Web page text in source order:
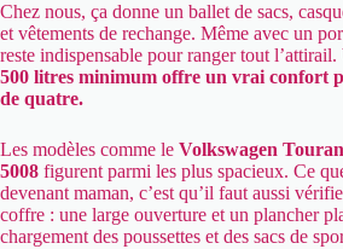
Chez nous, ça donne un ballet de sacs,
et vêtements de rechange. Même avec un
reste indispensable pour ranger tout l’attirail.
500 litres minimum offre un vrai confort
de quatre.
Les modèles comme le Volkswagen Touran
5008 figurent parmi les plus spacieux. Ce
devenant maman, c’est qu’il faut aussi
coffre : une large ouverture et un plancher
chargement des poussettes et des sacs de